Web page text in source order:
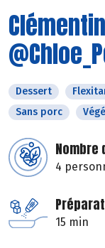
Dessert
Sans porc
Nombre
4
15 min